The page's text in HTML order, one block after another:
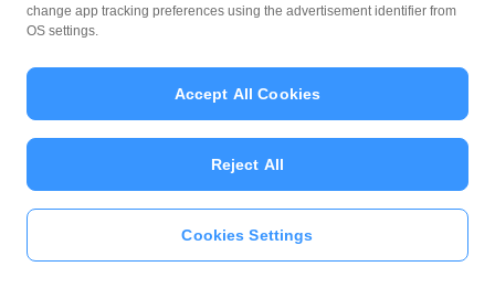
ば、まずはぜひお申し込みから始めてみてください。
事業のスタートダッシュに！0円で始められるQRコード決済を
ェック
いま一番使われているQR決済だから、集客アップにつな
change app tracking preferences using the advertisement identifier from
OS settings.
Cookies Settings
Reject All
Accept All Cookies